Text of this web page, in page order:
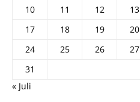
10
11 12 13
17
18 19 20
24
25 26 27
31
« Juli